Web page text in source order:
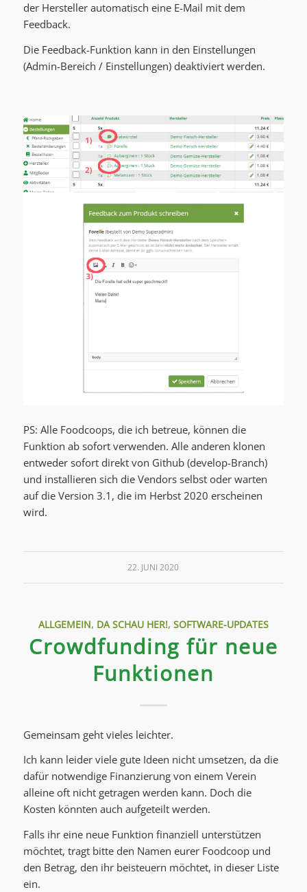
der Hersteller automatisch eine E-Mail mit dem
Feedback.
Die Feedback-Funktion kann in den Einstellungen
(Admin-Bereich / Einstellungen) deaktiviert werden.
PS: Alle Foodcoops, die ich betreue, können die
Funktion ab sofort verwenden. Alle anderen klonen
entweder sofort direkt von Github (develop-Branch)
und installieren sich die Vendors selbst oder warten
auf die Version 3.1, die im Herbst 2020 erscheinen
wird.
22. JUNI 2020
ALLGEMEIN, DA SCHAU HER!, SOFTWARE-UPDATES
Crowdfunding für neue
Funktionen
Gemeinsam geht vieles leichter.
Ich kann leider viele gute Ideen nicht umsetzen, da die
dafür notwendige Finanzierung von einem Verein
alleine oft nicht getragen werden kann. Doch die
Kosten könnten auch aufgeteilt werden.
Falls ihr eine neue Funktion finanziell unterstützen
möchtet, tragt bitte den Namen eurer Foodcoop und
den Betrag, den ihr beisteuern möchtet, in dieser Liste
ein.